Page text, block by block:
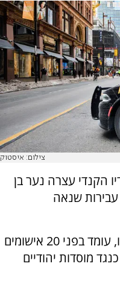
צילום: איסטוק
הקנדי עצרה נער בן
עבירות שנאה
הנער, ששמו לא פורסם בשל גילו, עומד בפני 20 אישומים
מוסדות יהודיים